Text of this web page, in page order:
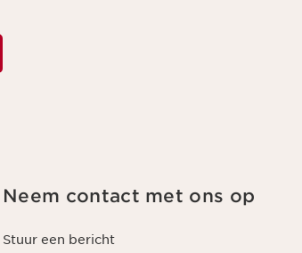
Neem contact met ons op
Stuur een bericht